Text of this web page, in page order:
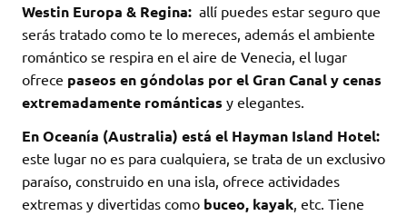
Westin Europa & Regina: allí puedes estar seguro que
serás tratado como te lo mereces, además el ambiente
romántico se respira en el aire de Venecia, el lugar
ofrece paseos en góndolas por el Gran Canal y cenas
extremadamente románticas y elegantes.
En Oceanía (Australia) está el Hayman Island Hotel:
este lugar no es para cualquiera, se trata de un exclusivo
paraíso, construido en una isla, ofrece actividades
extremas y divertidas como buceo, kayak, etc. Tiene